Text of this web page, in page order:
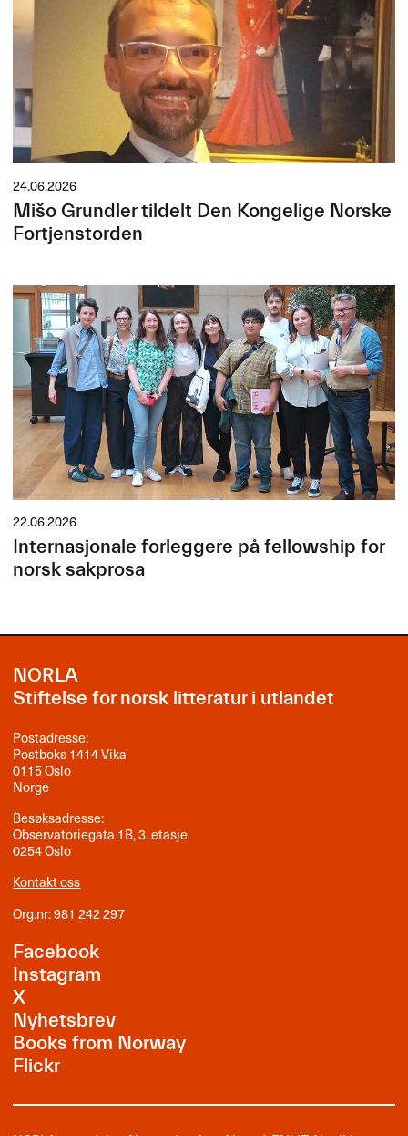
24.06.2026
Mišo Grundler tildelt Den Kongelige Norske
Fortjenstorden
22.06.2026
Internasjonale forleggere på fellowship for
norsk sakprosa
NORLA
Stiftelse for norsk litteratur i utlandet
Postadresse:
Postboks 1414 Vika
0115 Oslo
Norge
Besøksadresse:
Observatoriegata 1B, 3. etasje
0254 Oslo
Kontakt oss
Org.nr: 981 242 297
Facebook
Instagram
X
Nyhetsbrev
Books from Norway
Flickr